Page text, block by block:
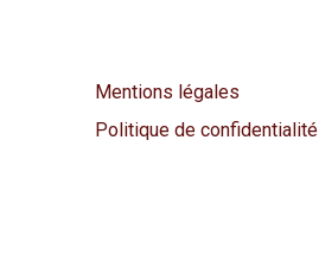
Mentions légales
Politique de confidentialité